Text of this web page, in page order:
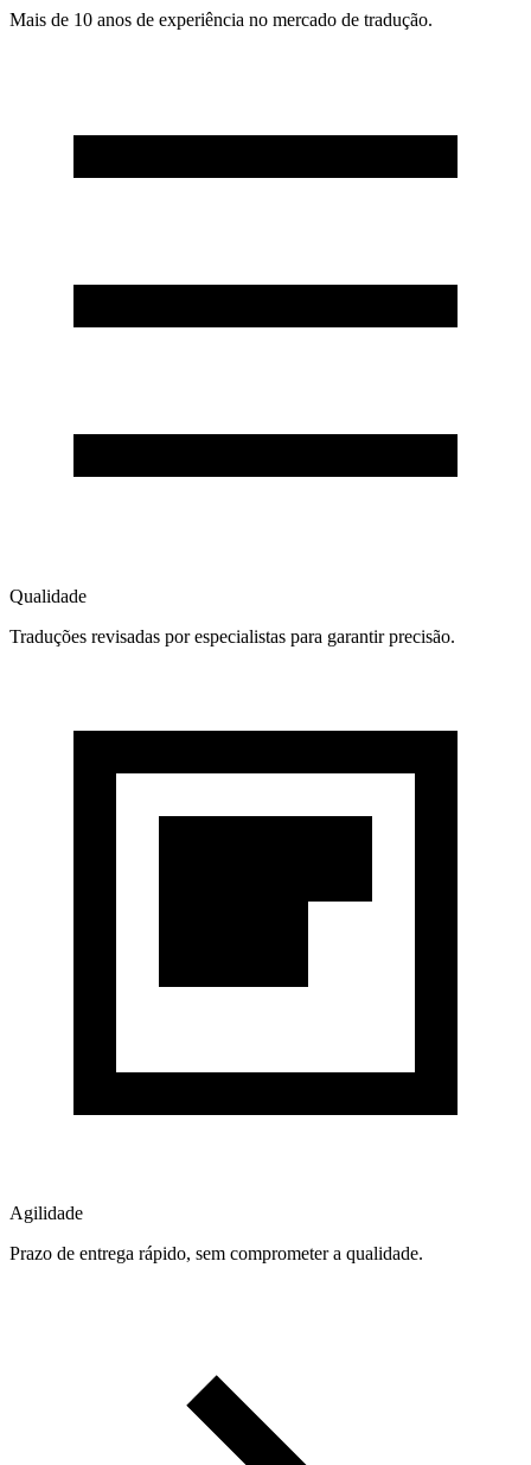
Mais de 10 anos de experiência no mercado de tradução.
Qualidade
Traduções revisadas por especialistas para garantir precisão.
Agilidade
Prazo de entrega rápido, sem comprometer a qualidade.